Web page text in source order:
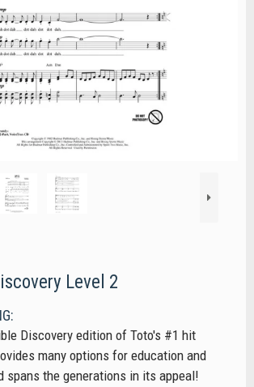
Level 2
Discovery edition of Toto's #1 hit
many options for education and
spans the generations in its appeal!